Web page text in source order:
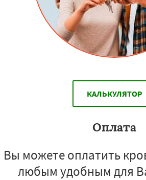
КАЛЬКУЛЯТОР
Оплата
Вы можете оплатить
любым удобным для